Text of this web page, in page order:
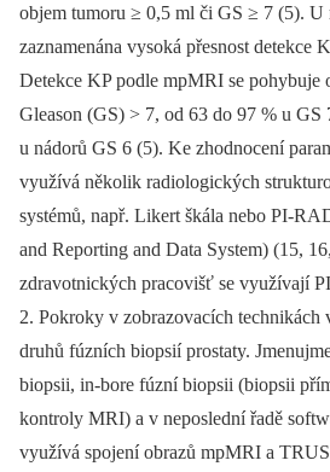
objem tumoru ≥ 0,5 ml či GS ≥ 7 (5).
zaznamenána vysoká přesnost detekce
Detekce KP podle mpMRI se pohybuje
Gleason (GS) > 7, od 63 do 97 % u GS
u nádorů GS 6 (5). Ke zhodnocení
využívá několik radiologických
systémů, např. Likert škála nebo
and Reporting and Data System) (15,
zdravotnických pracovišť se využívají
2. Pokroky v zobrazovacích
druhů fúzních biopsií prostaty.
biopsii, in‑bore fúzní biopsii (biopsii
kontroly MRI) a v neposlední řadě
využívá spojení obrazů mpMRI a